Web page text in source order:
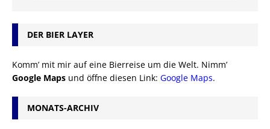
DER BIER LAYER
Komm’ mit mir auf eine Bierreise um die Welt. Nimm’
Google Maps und öffne diesen Link: Google Maps.
MONATS-ARCHIV